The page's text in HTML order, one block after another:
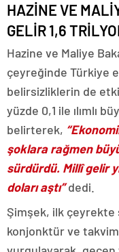
HAZİNE VE
GELİR 1,6
Hazine ve Maliye
çeyreğinde Türkiye
belirsizliklerin de
yüzde 0,1 ile ılımlı
belirterek,
şoklara rağmen
sürdürdü. Millî gelir
doları aştı”dedi.
Şimşek, ilk çeyrekte
konjonktür ve takvim